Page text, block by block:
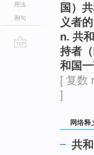
用法
例句
国）
义者
n. 共
持者
和国
[ 复数
]
网络释
共